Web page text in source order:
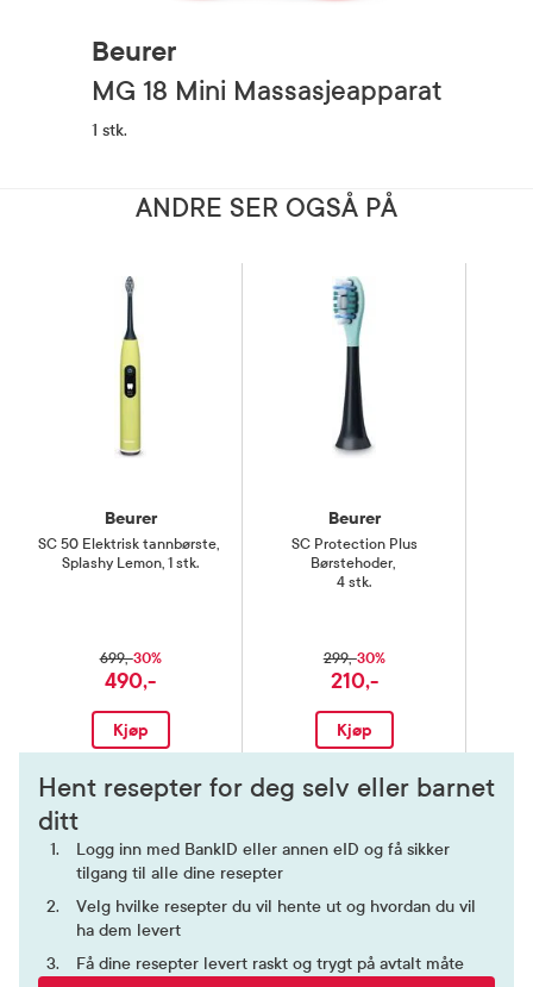
Beurer
MG 18 Mini Massasjeapparat
1 stk.
ANDRE SER OGSÅ PÅ
Beurer
SC 50 Elektrisk tannbørste,
Splashy Lemon, 1 stk.
699,-30%
490,-
Kjøp
Beurer
SC Protection Plus
Børstehoder,
4 stk.
299,-30%
210,-
Kjøp
Hent resepter for deg selv eller barnet
ditt
Logg inn med BankID eller annen eID og få sikker
tilgang til alle dine resepter
Velg hvilke resepter du vil hente ut og hvordan du vil
ha dem levert
Få dine resepter levert raskt og trygt på avtalt måte